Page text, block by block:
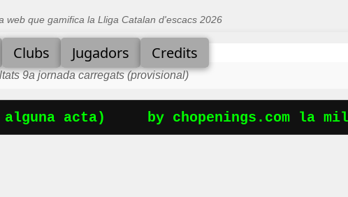
web que gamifica la Lliga Catalan d'escacs 2026
Clubs Jugadors Credits
9a jornada carregats (provisional)
acta) by chopenings.com la